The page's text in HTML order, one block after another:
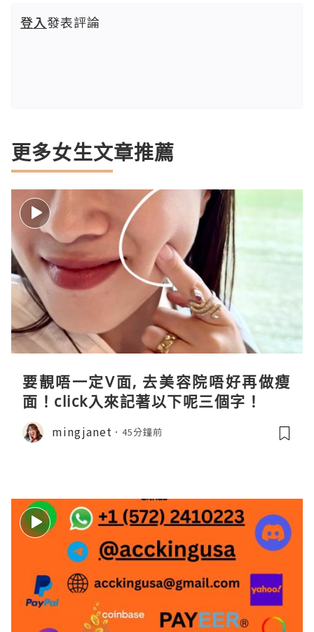
登入發表評論
更多女生文章推薦
要靚唔一定V面, 去美容院唔好再做瘦
面！click入來記著以下呢三個字！
mingjanet 45分鐘前